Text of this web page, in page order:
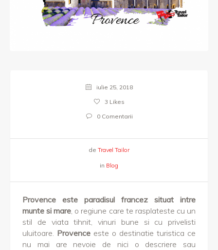
iulie 25, 2018
3 Likes
0 Comentarii
de Travel Tailor
in Blog
Provence este
paradisul francez situat intre
munte si mare, o regiune care te rasplateste cu un
stil de viata tihnit, vinuri bune si cu privelisti
uluitoare. Provence este o destinatie turistica ce
nu mai are nevoie de nici o descriere sau